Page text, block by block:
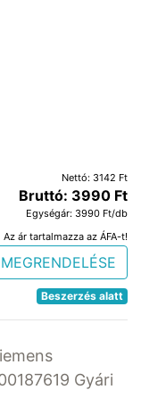
Nettó: 3142 Ft
Bruttó: 3990 Ft
Egységár: 3990 Ft/db
Az ár tartalmazza az ÁFA-t!
Beszerzés alatt
Gyári